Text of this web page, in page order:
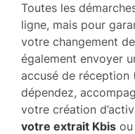
Toutes les
ligne, mais pour
votre changement
également envoyer
accusé de réception
dépendez,
votre création
votre extrait Kbis